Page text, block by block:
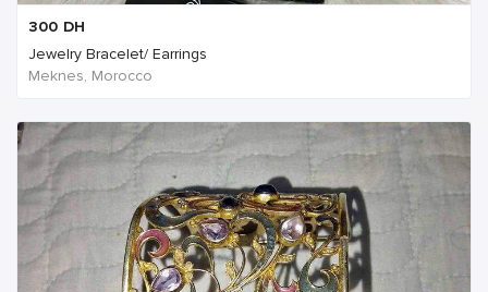
300 DH
Jewelry Bracelet/ Earrings
Meknes, Morocco